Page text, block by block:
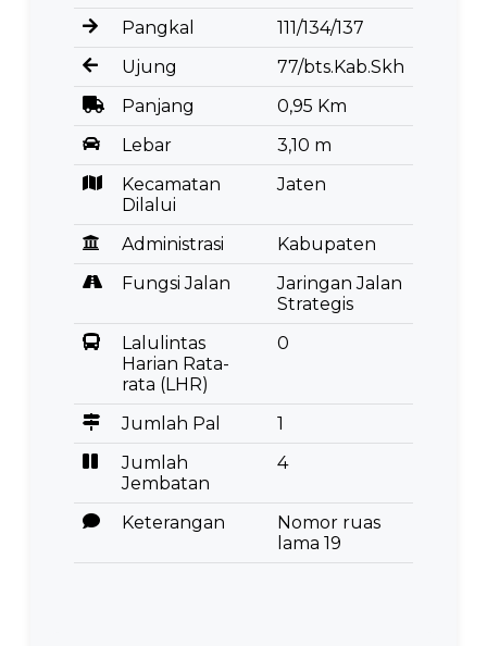
Pangkal
111/134/137
Ujung
77/bts.Kab.Skh
Panjang
0,95 Km
Lebar
3,10 m
Kecamatan
Dilalui
Jaten
Administrasi
Kabupaten
Fungsi Jalan
Jaringan Jalan
Strategis
Lalulintas
Harian Rata-
rata (LHR)
0
Jumlah Pal
1
Jumlah
Jembatan
4
Keterangan
Nomor ruas
lama 19